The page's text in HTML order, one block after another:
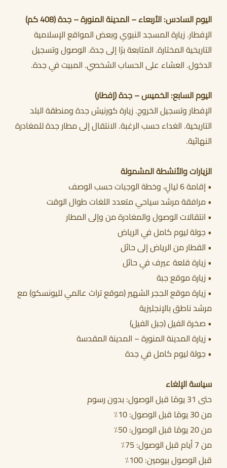
اليوم السادس: الأربعاء – المدينة المنورة – جدة (408 كم)
الإفطار. زيارة المسجد النبوي وبعض المواقع الإسلامية
التاريخية المختارة. المتابعة برًا إلى جدة. الوصول وتسجيل
الدخول. العشاء على الحساب الشخصي. المبيت في جدة.
اليوم السابع: الخميس – جدة (إفطار)
الإفطار وتسجيل الخروج. زيارة كورنيش جدة ومنطقة البلد
التاريخية. الغداء حسب الرغبة. الانتقال إلى مطار جدة للمغادرة
النهائية.
الزيارات والأنشطة المشمولة
• إقامة 6 ليالٍ، وخطة الوجبات حسب الوصف
• مرافقة مرشد سياحي متعدد اللغات طوال الوقت
• انتقالات الوصول والمغادرة من وإلى المطار
• جولة ليوم كامل في الرياض
• القطار من الرياض إلى حائل
• زيارة قلعة عيرف في حائل
• زيارة موقع جبة
• زيارة موقع الحِجر الشهير (موقع تراث عالمي لليونسكو) مع
مرشد ناطق بالإنجليزية
• صخرة الفيل (جبل الفيل)
• زيارة المدينة المنورة – المدينة المقدسة
• جولة ليوم كامل في جدة
سياسة الإلغاء
حتى 31 يومًا قبل الوصول: بدون رسوم
من 30 يومًا قبل الوصول: 10٪
من 20 يومًا قبل الوصول: 50٪
من 7 أيام قبل الوصول: 75٪
قبل الوصول بيومين: 100٪